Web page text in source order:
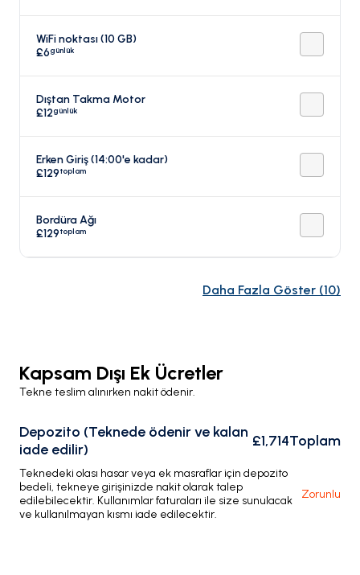
WiFi noktası (10 GB)
£6günlük
Dıştan Takma Motor
£12günlük
Erken Giriş (14:00'e kadar)
£129toplam
Bordüra Ağı
£129toplam
Daha Fazla Göster (10)
Kapsam Dışı Ek Ücretler
Tekne teslim alınırken nakit ödenir.
Depozito (Teknede ödenir ve kalan
iade edilir)
£1,714Toplam
Teknedeki olası hasar veya ek masraflar için depozito
bedeli, tekneye girişinizde nakit olarak talep
edilebilecektir. Kullanımlar faturaları ile size sunulacak
ve kullanılmayan kısmı iade edilecektir.
Zorunlu